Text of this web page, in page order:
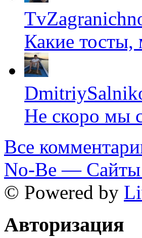
Какие тосты,
Не скоро мы
Все
No-Be — Сайты
© Powered by
Авторизация